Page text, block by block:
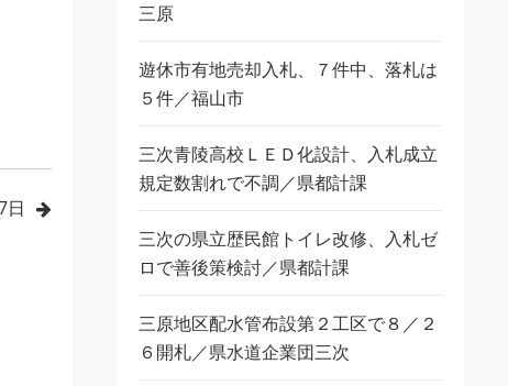
日
三原
遊休市有地売却入札、７件中、落札は
５件／福山市
三次青陵高校ＬＥＤ化設計、入札成立
規定数割れで不調／県都計課
三次の県立歴民館トイレ改修、入札ゼ
ロで善後策検討／県都計課
三原地区配水管布設第２工区で８／２
６開札／県水道企業団三次